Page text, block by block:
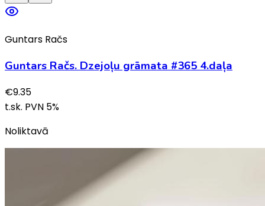
Guntars Račs
Guntars Račs. Dzejoļu grāmata #365 4.daļa
€9.35
t.sk. PVN 5%
Noliktavā